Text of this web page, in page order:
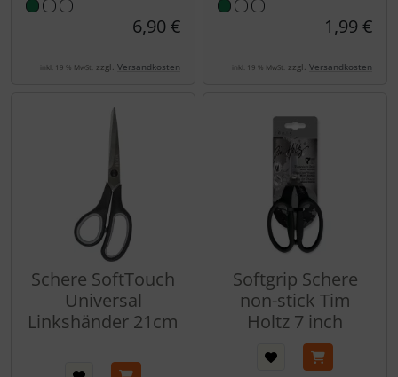
6,90 €
inkl. 19 % MwSt. zzgl. Versandkosten
1,99 €
inkl. 19 % MwSt. zzgl. Versandkosten
Schere SoftTouch
Universal
Linkshänder 21cm
Softgrip Schere
non-stick Tim
Holtz 7 inch